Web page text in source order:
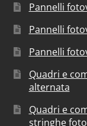
Pannelli
Pannelli
Pannelli
Quadri e
alternata
Quadri e
stringhe